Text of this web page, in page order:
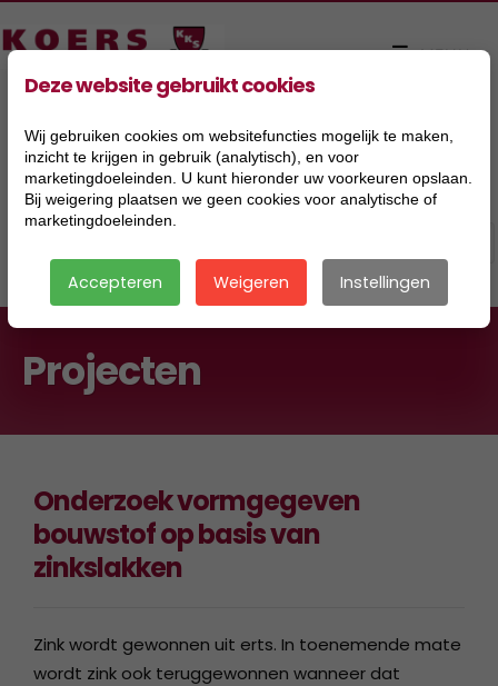
Projecten
Onderzoek vormgegeven
bouwstof op basis van
zinkslakken
Zink wordt gewonnen uit erts. In toenemende mate
wordt zink ook teruggewonnen wanneer dat
Deze website gebruikt cookies
Wij gebruiken cookies om websitefuncties mogelijk te maken,
inzicht te krijgen in gebruik (analytisch), en voor
marketingdoeleinden. U kunt hieronder uw voorkeuren opslaan.
Bij weigering plaatsen we geen cookies voor analytische of
marketingdoeleinden.
Accepteren Weigeren Instellingen